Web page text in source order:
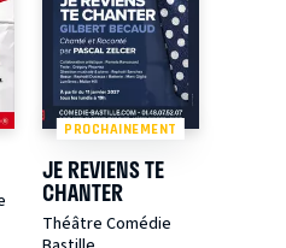
PROCHAINEMENT
JE REVIENS TE
CHANTER
Théâtre Comédie